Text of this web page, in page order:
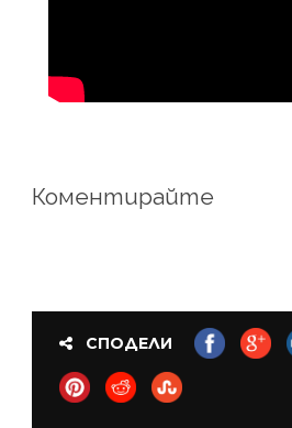
Коментирайте
СПОДЕЛИ